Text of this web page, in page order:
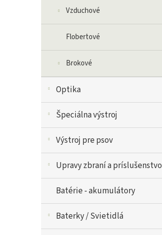
Vzduchové
Flobertové
Brokové
Optika
Špeciálna výstroj
Výstroj pre psov
Upravy zbraní a príslušenstvo
Batérie - akumulátory
Baterky / Svietidlá